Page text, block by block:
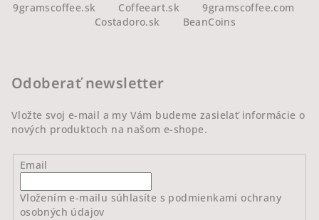
9gramscoffee.sk Coffeeart.sk
9gramscoffee.com
Costadoro.sk
BeanCoins
Odoberať newsletter
Vložte svoj e-mail a my Vám budeme zasielať informácie o
nových produktoch na našom e-shope.
Email
Vložením e-mailu súhlasíte s podmienkami ochrany
osobných údajov